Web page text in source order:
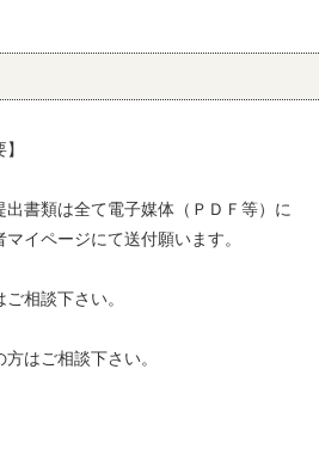
出書類は全て電子媒体（ＰＤＦ等）に
イページにて送付願います。
相談下さい。
はご相談下さい。